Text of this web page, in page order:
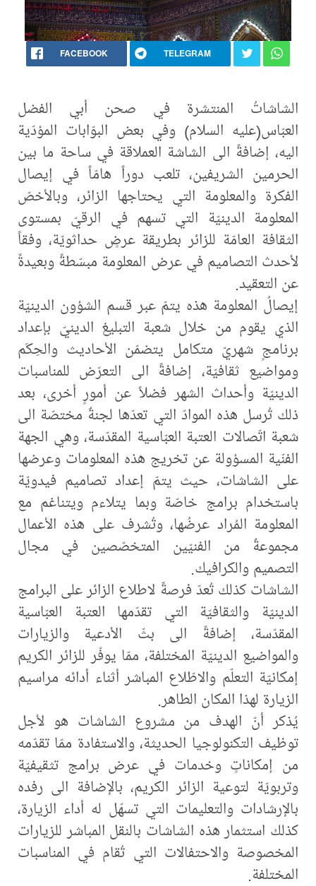
FACEBOOK TELEGRAM
الشاشاتُ المنتشرة في صحن أبي الفضل
العبّاس(عليه السلام) وفي بعض البوّابات المؤدّية
اليه، إضافةً الى الشاشة العملاقة في ساحة ما بين
الحرمين الشريفين، تلعب دوراً هامّاً في إيصال
الفكرة والمعلومة التي يحتاجها الزائر، وبالأخصّ
المعلومة الدينيّة التي تسهم في الرقيّ بمستوى
الثقافة العامّة للزائر بطريقة عرضٍ حداثويّة، وفقاً
لأحدث التصاميم في عرض المعلومة مبسّطةً وبعيدةً
عن التعقيد.
إيصالُ المعلومة هذه يتمّ عبر قسم الشؤون الدينيّة
الذي يقوم من خلال شعبة التبليغ الدينيّ بإعداد
برنامجٍ شهريّ متكامل يتضمّن الأحاديث والحِكَم
ومواضيع ثقافيّة، إضافةً الى التعرّض للمناسبات
الدينيّة وأحداث الشهر فضلاً عن أمورٍ أخرى، بعد
ذلك تُرسل هذه الموادّ التي تعدّها لجنةٌ مختصّة الى
شعبة اتّصالات العتبة العبّاسية المقدّسة، وهي الجهة
الفنّية المسؤولة عن تخريج هذه المعلومات وعرضها
على الشاشات، حيث يتمّ إعداد تصاميم فيدويّة
باستخدام برامج خاصّة وبما يتلاءم ويتناغم مع
المعلومة المُراد عرضُها، وتُشرف على هذه الأعمال
مجموعةٌ من الفنيّين المتخصّصين في مجال
التصميم والكرافيك.
الشاشات كذلك تُعدّ فرصةً لاطلاع الزائر على البرامج
الدينيّة والثقافيّة التي تقدّمها العتبة العبّاسية
المقدّسة، إضافةً الى بثّ الأدعية والزيارات
والمواضيع الدينيّة المختلفة، ممّا يوفّر للزائر الكريم
إمكانيّة التعلّم والاطّلاع المباشر أثناء أدائه مراسيم
الزيارة لهذا المكان الطاهر.
يُذكر أنّ الهدف من مشروع الشاشات هو لأجل
توظيف التكنولوجيا الحديثة، والاستفادة ممّا تقدّمه
من إمكاناتٍ وخدمات في عرض برامج تثقيفيّة
وتربويّة لتوعية الزائر الكريم، بالإضافة الى رفده
بالإرشادات والتعليمات التي تسهّل له أداء الزيارة،
كذلك استثمار هذه الشاشات بالنقل المباشر للزيارات
المخصوصة والاحتفالات التي تُقام في المناسبات
المختلفة.